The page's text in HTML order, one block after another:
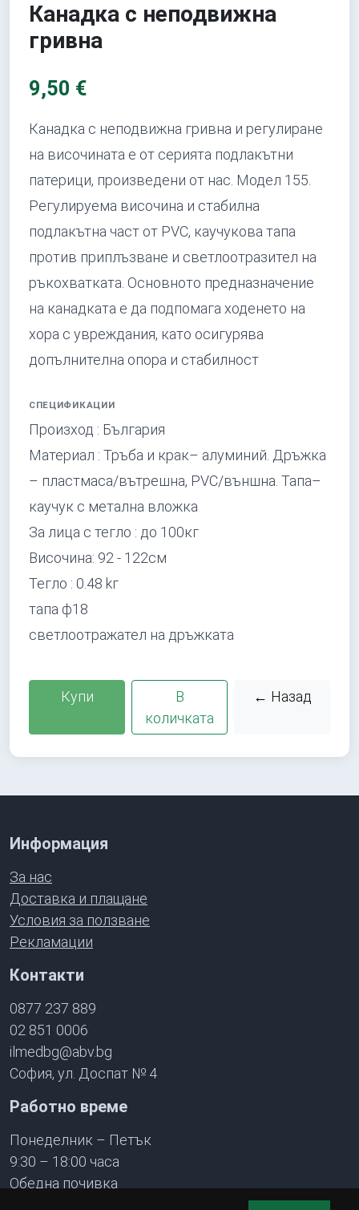
Канадка с неподвижна
гривна
9,50 €
Канадка с неподвижна гривна и регулиране
на височината е от серията подлакътни
патерици, произведени от нас. Модел 155.
Регулируема височина и стабилна
подлакътна част от PVC, каучукова тапа
против приплъзване и светлоотразител на
ръкохватката. Основното предназначение
на канадката е да подпомага ходенето на
хора с увреждания, като осигурява
допълнителна опора и стабилност
СПЕЦИФИКАЦИИ
Произход : България
Материал : Тръба и крак– алуминий. Дръжка
– пластмаса/вътрешна, PVC/външна. Тапа–
каучук с метална вложка
За лица с тегло : до 100кг
Височина: 92 - 122см
Тегло : 0.48 kг
тапа ф18
светлоотражател на дръжката
Купи
В
количката
← Назад
Информация
За нас
Доставка и плащане
Условия за ползване
Рекламации
Контакти
0877 237 889
02 851 0006
ilmedbg@abv.bg
София, ул. Доспат № 4
Работно време
Понеделник – Петък
9:30 – 18:00 часа
Обедна почивка